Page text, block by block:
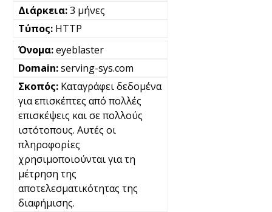
3 μήνες
HTTP
eyeblaster
serving-sys.com
Καταγράφει δεδομένα
για επισκέπτες από πολλές
επισκέψεις και σε πολλούς
ιστότοπους. Αυτές οι
πληροφορίες
χρησιμοποιούνται για τη
μέτρηση της
αποτελεσματικότητας της
διαφήμισης.